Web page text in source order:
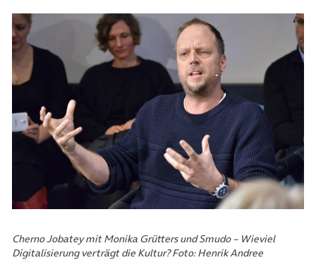
Cherno Jobatey mit Monika Grütters und Smudo – Wieviel
Digitalisierung verträgt die Kultur? Foto: Henrik Andree